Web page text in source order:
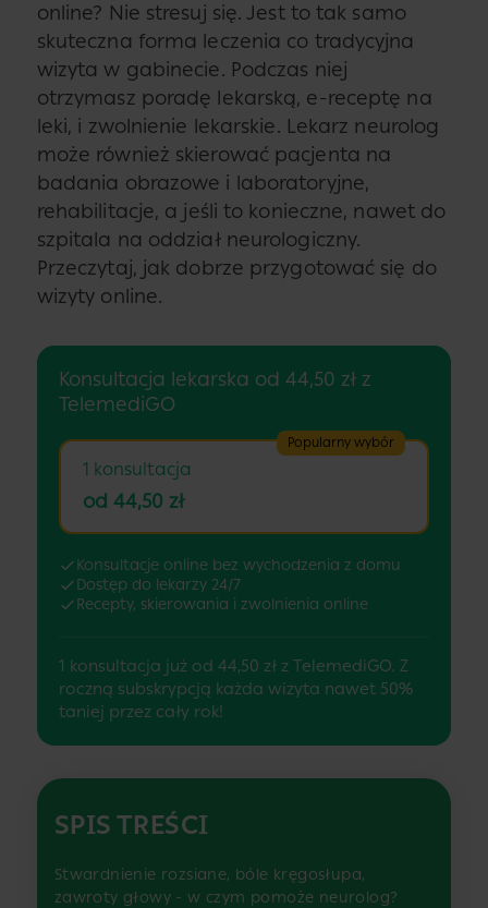
online? Nie stresuj się. Jest to tak samo
skuteczna forma leczenia co tradycyjna
wizyta w gabinecie. Podczas niej
otrzymasz poradę lekarską, e-receptę na
leki, i zwolnienie lekarskie. Lekarz neurolog
może również skierować pacjenta na
badania obrazowe i laboratoryjne,
rehabilitacje, a jeśli to konieczne, nawet do
szpitala na oddział neurologiczny.
Przeczytaj, jak dobrze przygotować się do
wizyty online.
Konsultacja lekarska od 44,50 zł z
TelemediGO
Popularny wybór
1 konsultacja
od 44,50 zł
Konsultacje online bez wychodzenia z domu
Dostęp do lekarzy 24/7
Recepty, skierowania i zwolnienia online
1 konsultacja już od 44,50 zł z TelemediGO. Z
roczną subskrypcją każda wizyta nawet 50%
taniej przez cały rok!
SPIS TREŚCI
Stwardnienie rozsiane, bóle kręgosłupa,
zawroty głowy - w czym pomoże neurolog?